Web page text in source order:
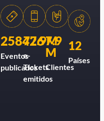
258426
Eventos
publicados
77.9M
e-
Tickets
emitidos
7.9
M
Clientes
12
Países